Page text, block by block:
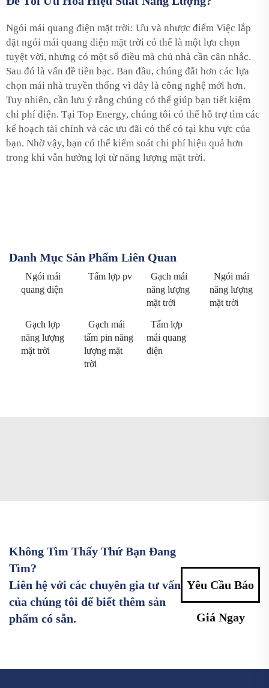
Ngói mái quang điện mặt trời: Ưu và nhược điểm Việc lắp
đặt ngói mái quang điện mặt trời có thể là một lựa chọn
tuyệt vời, nhưng có một số điều mà chủ nhà cần cân nhắc.
Sau đó là vấn đề tiền bạc. Ban đầu, chúng đắt hơn các lựa
chọn mái nhà truyền thống vì đây là công nghệ mới hơn.
Tuy nhiên, cần lưu ý rằng chúng có thể giúp bạn tiết kiệm
chi phí điện. Tại Top Energy, chúng tôi có thể hỗ trợ tìm các
kế hoạch tài chính và các ưu đãi có thể có tại khu vực của
bạn. Nhờ vậy, bạn có thể kiểm soát chi phí hiệu quả hơn
trong khi vẫn hưởng lợi từ năng lượng mặt trời.
Danh Mục Sản Phẩm Liên Quan
Ngói mái
quang điện
Tấm lợp pv
Gạch mái
năng lượng
mặt trời
Ngói mái
năng lượng
mặt trời
Gạch lợp
năng lượng
mặt trời
Gạch mái
tấm pin năng
lượng mặt
trời
Tấm lợp
mái quang
điện
Không Tìm Thấy Thứ Bạn Đang
Tìm?
Liên hệ với các chuyên gia tư vấn
của chúng tôi để biết thêm sản
phẩm có sẵn.
Yêu Cầu Báo
Giá Ngay